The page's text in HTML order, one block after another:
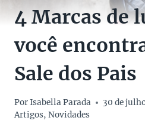
4 Marcas de
você
Sale dos Pais
PorIsabella Parada
30 de
Artigos, Novidades